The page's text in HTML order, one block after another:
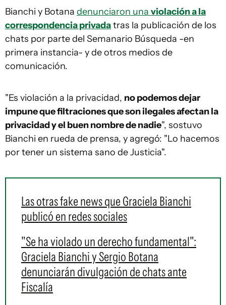
Bianchi y Botana denunciaron una violación a la
correspondencia privadatras la publicación de los
chats por parte del Semanario Búsqueda -en
primera instancia- y de otros medios de
comunicación.
"Es violación a la privacidad, no podemos dejar
impune que filtraciones que son ilegales afectan la
privacidad y el buen nombre de nadie", sostuvo
Bianchi en rueda de prensa, y agregó: "Lo hacemos
por tener un sistema sano de Justicia".
Las otras fake news que Graciela Bianchi
publicó en redes sociales
"Se ha violado un derecho fundamental":
Graciela Bianchi y Sergio Botana
denunciarán divulgación de chats ante
Fiscalía